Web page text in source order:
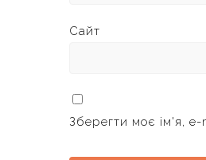
Сайт
Зберегти моє ім'я, e-